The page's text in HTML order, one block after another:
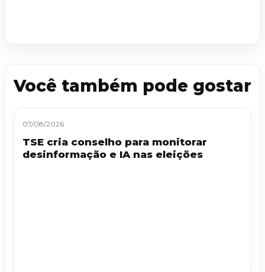
Você também pode gostar
07/08/2026
TSE cria conselho para monitorar
desinformação e IA nas eleições